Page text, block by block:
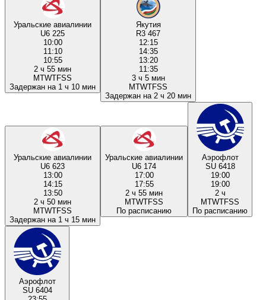
Уральские авиалинии
U6 225
10:00
11:10
10:55
2 ч 55 мин
MTWTFSS
Задержан на 1 ч 10 мин
Якутия
R3 467
12:15
14:35
13:20
11:35
3 ч 5 мин
MTWTFSS
Задержан на 2 ч 20 мин
Уральские авиалинии
U6 623
13:00
14:15
13:50
2 ч 50 мин
MTWTFSS
Задержан на 1 ч 15 мин
Уральские авиалинии
U6 174
17:00
17:55
2 ч 55 мин
MTWTFSS
По расписанию
Аэрофлот
SU 6418
19:00
19:00
2 ч
MTWTFSS
По расписанию
Аэрофлот
SU 6404